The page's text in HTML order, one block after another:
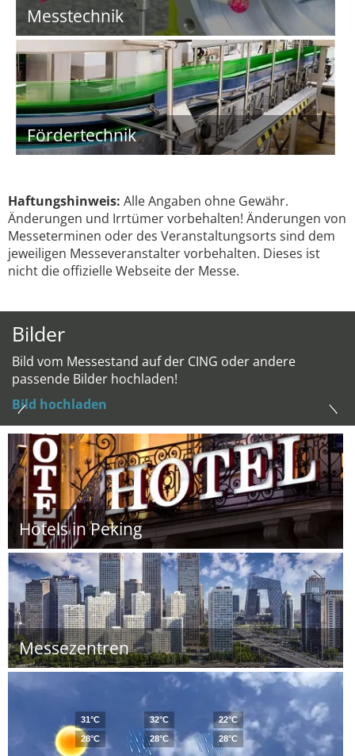
Messtechnik
Fördertechnik
Haftungshinweis: Alle Angaben ohne Gewähr.
Änderungen und Irrtümer vorbehalten! Änderungen von
Messeterminen oder des Veranstaltungsorts sind dem
jeweiligen Messeveranstalter vorbehalten. Dieses ist
nicht die offizielle Webseite der Messe.
Bilder
Bild vom Messestand auf der CING oder andere
passende Bilder hochladen!
Bild hochladen
Hotels in Peking
Messezentren
31°C
28°C
32°C
28°C
22°C
28°C